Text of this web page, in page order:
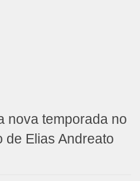
nova temporada no
de Elias Andreato